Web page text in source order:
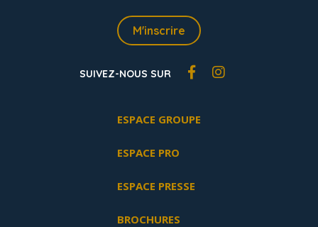
M'inscrire
SUIVEZ-NOUS SUR
ESPACE GROUPE
ESPACE PRO
ESPACE PRESSE
BROCHURES